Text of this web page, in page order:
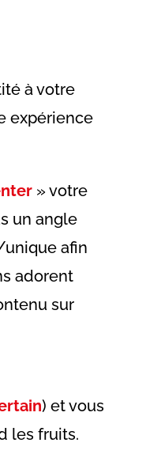
à votre
expérience
» votre
un angle
afin
adorent
sur
) et vous
les fruits.